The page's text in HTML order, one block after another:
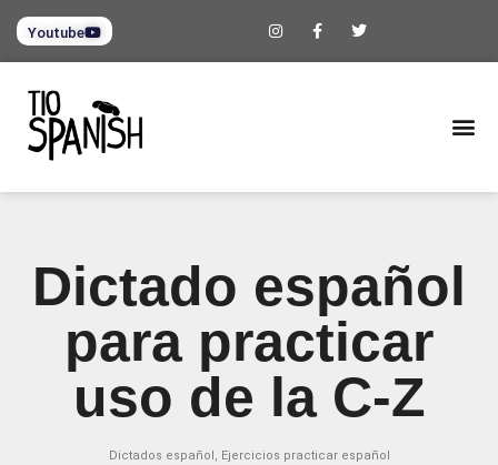
Youtube
Dictado español
para practicar
uso de la C-Z
Dictados español, Ejercicios practicar español